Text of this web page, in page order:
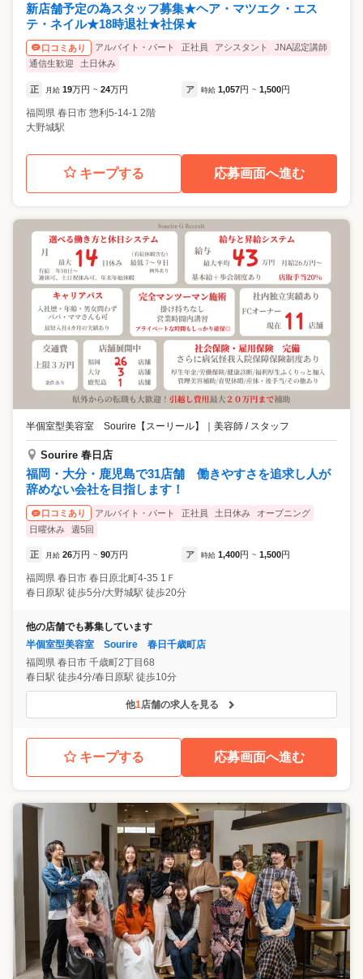
新店舗予定の為スタッフ募集★ヘア・マツエク・エス
テ・ネイル★18時退社★社保★
口コミあり アルバイト・パート 正社員 アシスタント
JNA認定講師
通信生歓迎
土日休み
正 月給 19万円 ~ 24万円 ア 時給 1,057円 ~ 1,500円
福岡県 春日市 惣利5-14-1 2階
大野城駅
キープする 応募画面へ進む
半個室型美容室 Sourire【スーリール】 美容師 / スタッフ
Sourire 春日店
福岡・大分・鹿児島で31店舗 働きやすさを追求し人が
辞めない会社を目指します！
口コミあり アルバイト・パート 正社員 土日休み
オープニング
日曜休み
週5回
正 月給 26万円 ~ 90万円 ア 時給 1,400円 ~ 1,500円
福岡県 春日市 春日原北町4-35 1Ｆ
春日原駅 徒歩5分/大野城駅 徒歩20分
他の店舗でも募集しています
半個室型美容室 Sourire 春日千歳町店
福岡県 春日市 千歳町2丁目68
春日駅 徒歩4分/春日原駅 徒歩10分
他1店舗の求人を見る
キープする 応募画面へ進む